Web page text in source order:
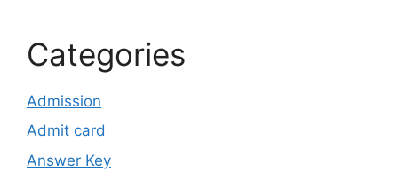
Categories
Admission
Admit card
Answer Key